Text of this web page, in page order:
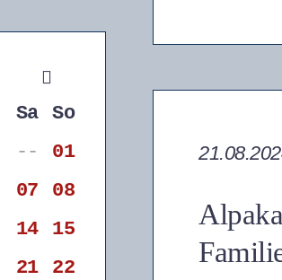
Sa
So
--
01
07
08
14
15
21
22